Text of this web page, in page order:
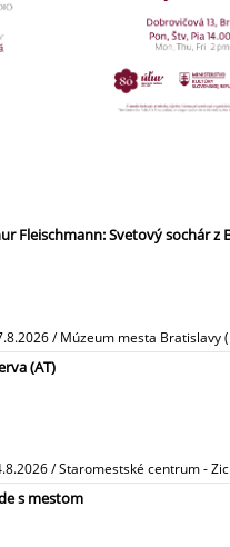
Fleischmann: Svetový sochár z
/ Múzeum mesta Bratislavy
(AT)
/ Staromestské centrum -
s mestom